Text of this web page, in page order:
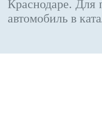
Краснодаре. Для
автомобиль в